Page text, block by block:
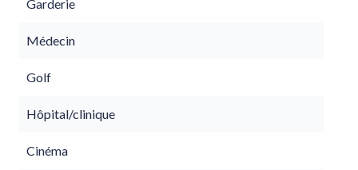
Garderie
Médecin
Golf
Hôpital/clinique
Cinéma